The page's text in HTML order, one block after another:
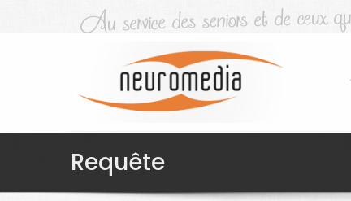
Requête